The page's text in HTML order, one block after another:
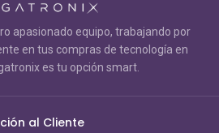
apasionado equipo, trabajando por
en tus compras de tecnología en
es tu opción smart.
al Cliente